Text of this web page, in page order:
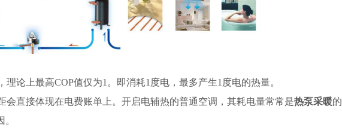
理论上最高COP值仅为1。即消耗1度电，最多产生1度电的热量。
会直接体现在电费账单上。开启电辅热的普通空调，其耗电量常常是热泵采暖的